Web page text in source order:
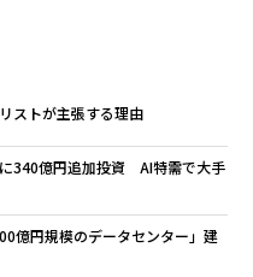
ストが主張する理由
340億円追加投資 AI特需で大手
億円規模のデータセンター」建